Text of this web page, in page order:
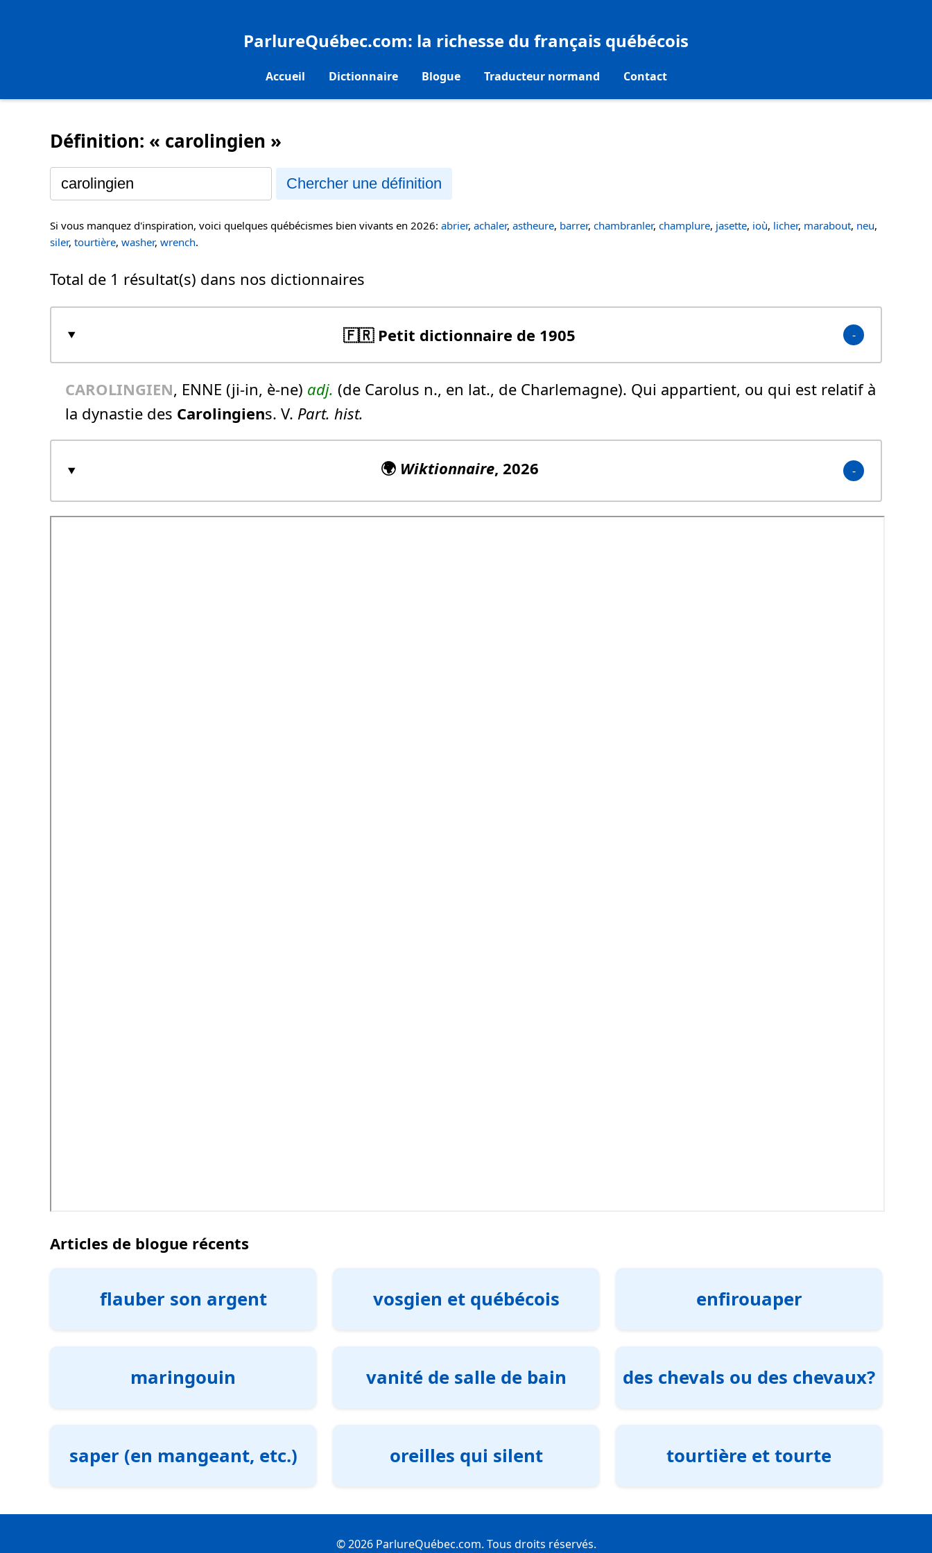
ParlureQuébec.com: la richesse du français québécois
Accueil Dictionnaire Blogue Traducteur normand Contact
Définition: « carolingien »
Chercher une définition
Si vous manquez d'inspiration, voici quelques québécismes bien vivants en 2026: abrier, achaler, astheure, barrer, chambranler, champlure, jasette, ioù, licher, marabout, neu,
siler, tourtière, washer, wrench.
Total de 1 résultat(s) dans nos dictionnaires
🇫🇷 Petit dictionnaire de 1905
CAROLINGIEN, ENNE (ji-in, è-ne) adj. (de Carolus n., en lat., de Charlemagne). Qui appartient, ou qui est relatif à
la dynastie des Carolingiens. V. Part. hist.
🌍 Wiktionnaire, 2026
Articles de blogue récents
flauber son argent vosgien et québécois enfirouaper
maringouin vanité de salle de bain des chevals ou des chevaux?
saper (en mangeant, etc.) oreilles qui silent tourtière et tourte
© 2026 ParlureQuébec.com. Tous droits réservés.